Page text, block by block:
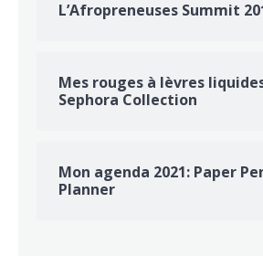
L’Afropreneuses Summit
Mes rouges à lèvres
Sephora Collection
Mon agenda 2021: Paper
Planner